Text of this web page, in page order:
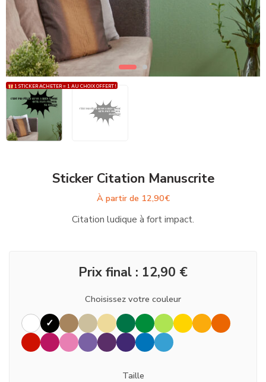
1 STICKER ACHETER = 1 AU CHOIX OFFERT !
Sticker Citation Manuscrite
À partir de 12,90€
Citation ludique à fort impact.
Prix final : 12,90 €
Choisissez votre couleur
Taille